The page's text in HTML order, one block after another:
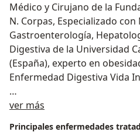
Médico y Cirujano de la
N. Corpas, Especializado
Gastroenterología,
Digestiva de la Universidad
(España), experto en
Enfermedad Digestiva Vida
AREAS DE DESARROLLO:
ver más
Principales enfermedades